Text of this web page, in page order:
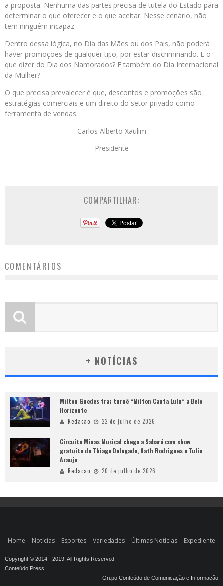
a proposta. Nenhuma das partes precisa de tutela do Estado para
determinar o que oferecer e o que aceitar. Nesse cenário, não
tem ninguém incapaz.
Dentro dessa lógica, no Dia das Mães ou dos Pais, não poderá
haver promoções de qualquer tipo, por estar discriminando. E o
que dizer do Dia dos Namorados? E também do Dia Internacional
da Mulher?
O que precisa prevalecer é que, descontos e promoções são
estratégias comerciais e um direito do setor privado como
ferramenta de vendas.
Carlos Alberto Xaulim
Presidente
COMPARTILHAR:
COMENTÁRIOS
+ NOTÍCIAS
Milton Guedes traz turnê “Milton Canta Lulu” a Belo
Horizonte
Redacao 22 de julho de 2026
Circuito Minas Musical chega a Sabará com show
gratuito de Thiago Delegado, Nath Rodrigues e Tulio
Araujo
Redacao 20 de julho de 2026
Home Notícias Esportes Variedades Últimas Notícias Expediente
Copyright © 2014 - 2019. All Rights Reserved.
Conteúdo Press
Grupo Conteúdo de Comunicação e Informação